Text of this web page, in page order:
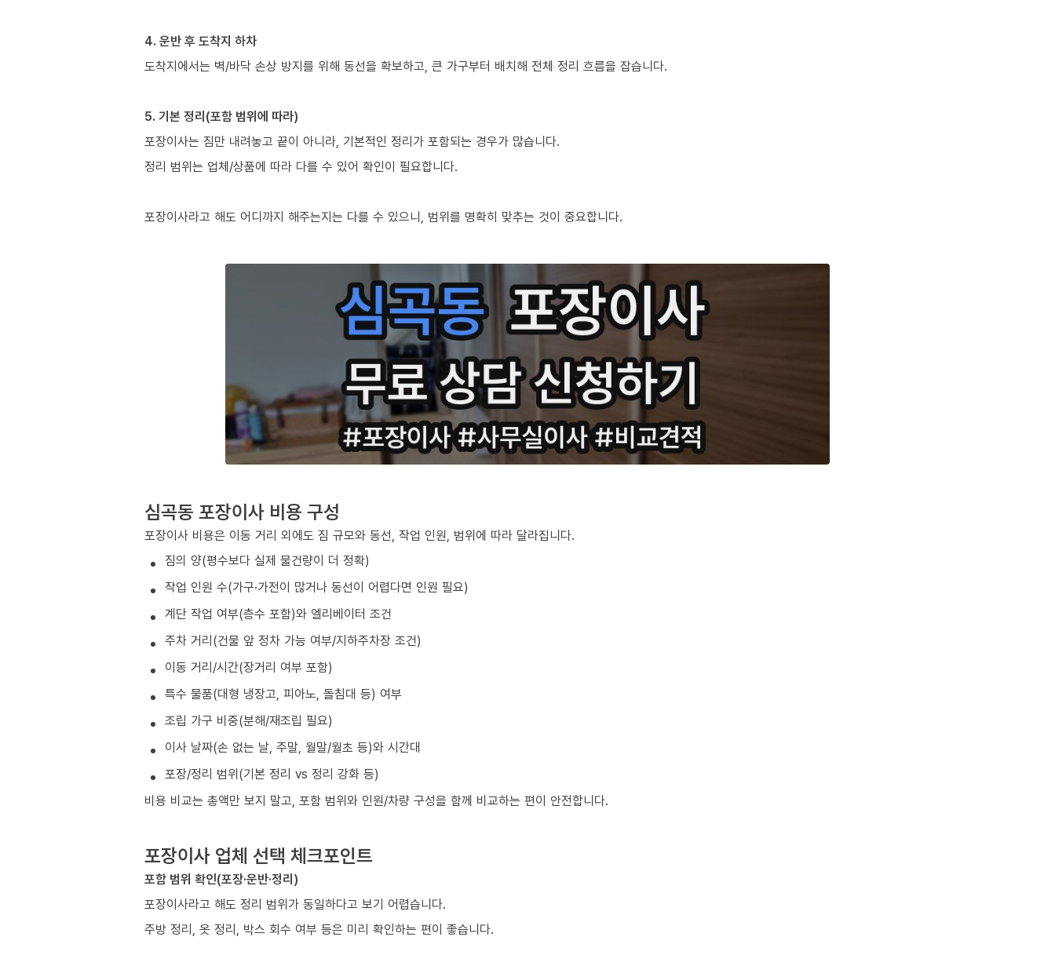
4. 운반 후 도착지 하차
도착지에서는 벽/바닥 손상 방지를 위해 동선을 확보하고, 큰 가구부터 배치해 전체 정리 흐름을 잡습니다.
5. 기본 정리(포함 범위에 따라)
포장이사는 짐만 내려놓고 끝이 아니라, 기본적인 정리가 포함되는 경우가 많습니다.
정리 범위는 업체/상품에 따라 다를 수 있어 확인이 필요합니다.
포장이사라고 해도 어디까지 해주는지는 다를 수 있으니, 범위를 명확히 맞추는 것이 중요합니다.
심곡동 포장이사 비용 구성
포장이사 비용은 이동 거리 외에도 짐 규모와 동선, 작업 인원, 범위에 따라 달라집니다.
짐의 양(평수보다 실제 물건량이 더 정확)
작업 인원 수(가구·가전이 많거나 동선이 어렵다면 인원 필요)
계단 작업 여부(층수 포함)와 엘리베이터 조건
주차 거리(건물 앞 정차 가능 여부/지하주차장 조건)
이동 거리/시간(장거리 여부 포함)
특수 물품(대형 냉장고, 피아노, 돌침대 등) 여부
조립 가구 비중(분해/재조립 필요)
이사 날짜(손 없는 날, 주말, 월말/월초 등)와 시간대
포장/정리 범위(기본 정리 vs 정리 강화 등)
비용 비교는 총액만 보지 말고, 포함 범위와 인원/차량 구성을 함께 비교하는 편이 안전합니다.
포장이사 업체 선택 체크포인트
포함 범위 확인(포장·운반·정리)
포장이사라고 해도 정리 범위가 동일하다고 보기 어렵습니다.
주방 정리, 옷 정리, 박스 회수 여부 등은 미리 확인하는 편이 좋습니다.